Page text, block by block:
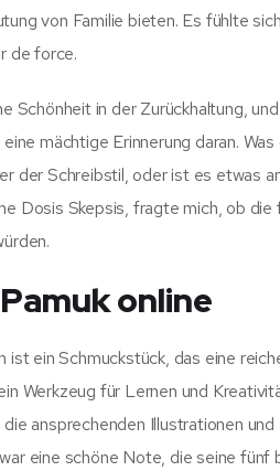
von Familie bieten. Es fühlte
de force.
Schönheit in der Zurückhaltung,
eine mächtige Erinnerung daran.
der Schreibstil, oder ist es etwas
Dosis Skepsis, fragte mich, ob
online
ist ein Schmuckstück, das eine
Werkzeug für Lernen und
die ansprechenden Illustrationen
eine schöne Note, die seine